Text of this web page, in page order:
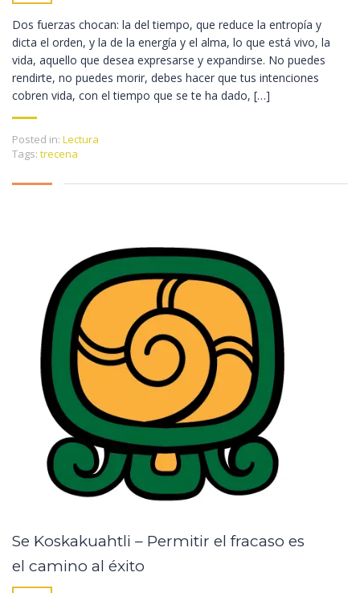
Dos fuerzas chocan: la del tiempo, que reduce la entropía y
dicta el orden, y la de la energía y el alma, lo que está vivo, la
vida, aquello que desea expresarse y expandirse. No puedes
rendirte, no puedes morir, debes hacer que tus intenciones
cobren vida, con el tiempo que se te ha dado, […]
Posted in: Lectura
Tags: trecena
Se Koskakuahtli – Permitir el fracaso es
el camino al éxito